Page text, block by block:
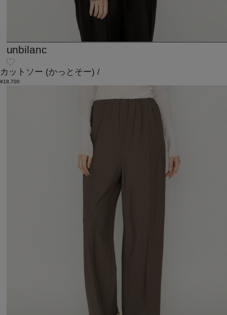
unbilanc
カットソー (かっとそー) /
¥18,700